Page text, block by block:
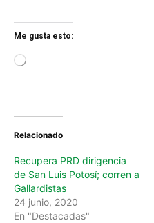
Me gusta esto:
g
Relacionado
Recupera PRD dirigencia
de San Luis Potosí; corren a
Gallardistas
24 junio, 2020
En "Destacadas"